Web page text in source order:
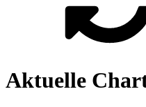
Aktuelle